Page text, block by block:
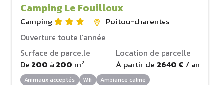
Camping Le Fouilloux
Camping
Poitou-charentes
Ouverture toute l'année
Surface de parcelle
De 200 à 200 m2
Location de parcelle
À partir de 2640 € / an
Animaux acceptés Wifi Ambiance calme